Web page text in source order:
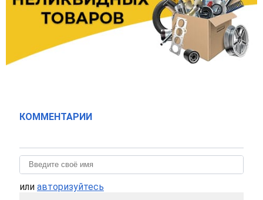
КОММЕНТАРИИ
или авторизуйтесь